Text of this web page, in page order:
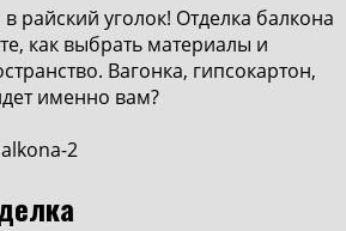
райский уголок! Отделка балкона
как выбрать материалы и
Вагонка, гипсокартон,
именно вам?